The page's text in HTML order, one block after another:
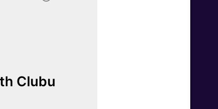
Clubu